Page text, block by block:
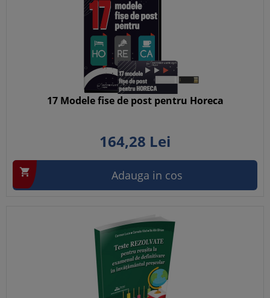
17 Modele fise de post pentru Horeca
164,28 Lei
 Adauga in cos